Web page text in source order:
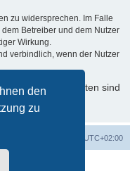
den
zu
zu widersprechen. Im Falle
Betreiber und dem Nutzer
Wirkung.
verbindlich, wenn der Nutzer
persönlichen Daten sind
UTC+02:00
© phpBB Limited